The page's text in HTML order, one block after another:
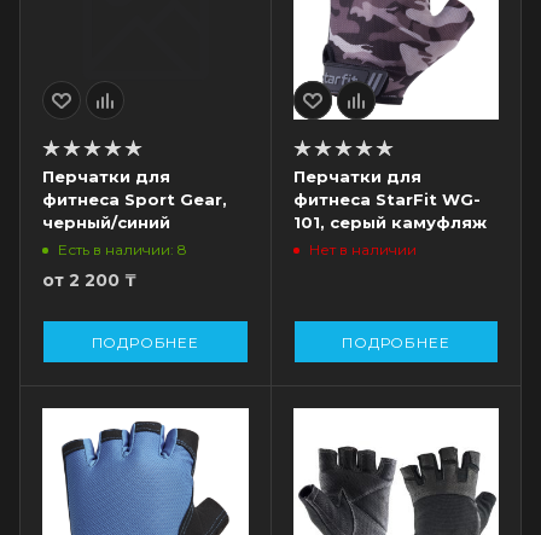
Перчатки для
фитнеса Sport Gear,
черный/синий
Есть в наличии: 8
от 2 200 ₸
ПОДРОБНЕЕ
Перчатки для
фитнеса StarFit WG-
101, серый камуфляж
Нет в наличии
ПОДРОБНЕЕ